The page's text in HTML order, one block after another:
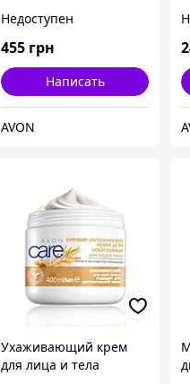
возраста 35+, Avon,
Эйвон, Ейвон,
Недоступен
455 грн
Написать
AVON
Ухаживающий крем
для лица и тела